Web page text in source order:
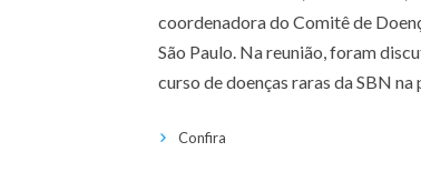
coordenadora do Comitê de
São Paulo. Na reunião, foram
curso de doenças raras da SBN
Confira